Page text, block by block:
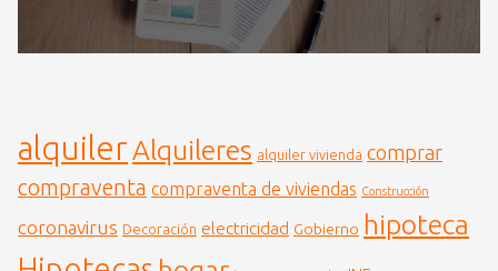
alquiler Alquileres alquiler vivienda comprar
compraventa compraventa de viviendas Construcción
coronavirus Decoración electricidad Gobierno hipoteca